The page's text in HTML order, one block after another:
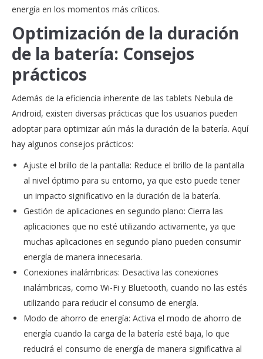
energía en los momentos más críticos.
Optimización de la duración
de la batería: Consejos
prácticos
Además de la eficiencia inherente de las tablets Nebula de
Android, existen diversas prácticas que los usuarios pueden
adoptar para optimizar aún más la duración de la batería. Aquí
hay algunos consejos prácticos:
Ajuste el brillo de la pantalla: Reduce el brillo de la pantalla
al nivel óptimo para su entorno, ya que esto puede tener
un impacto significativo en la duración de la batería.
Gestión de aplicaciones en segundo plano: Cierra las
aplicaciones que no esté utilizando activamente, ya que
muchas aplicaciones en segundo plano pueden consumir
energía de manera innecesaria.
Conexiones inalámbricas: Desactiva las conexiones
inalámbricas, como Wi-Fi y Bluetooth, cuando no las estés
utilizando para reducir el consumo de energía.
Modo de ahorro de energía: Activa el modo de ahorro de
energía cuando la carga de la batería esté baja, lo que
reducirá el consumo de energía de manera significativa al